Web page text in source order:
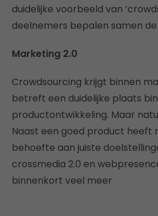
duidelijke voorbeeld van
deelnemers bepalen samen de
Marketing 2.0
Crowdsourcing krijgt binnen
betreft een duidelijke plaats
productontwikkeling. Maar
Naast een goed product heeft
behoefte aan juiste
crossmedia 2.0 en
binnenkort veel meer